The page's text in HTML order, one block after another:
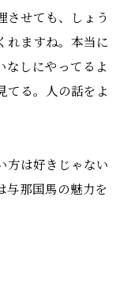
させても、しょう
れますね。本当に
なしにやってるよ
てる。人の話をよ
方は好きじゃない
与那国馬の魅力を